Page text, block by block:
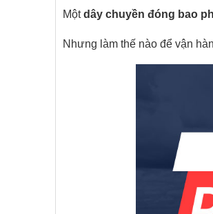
Mộtdây chuyền đóng bao
Nhưng làm thế nào để vận